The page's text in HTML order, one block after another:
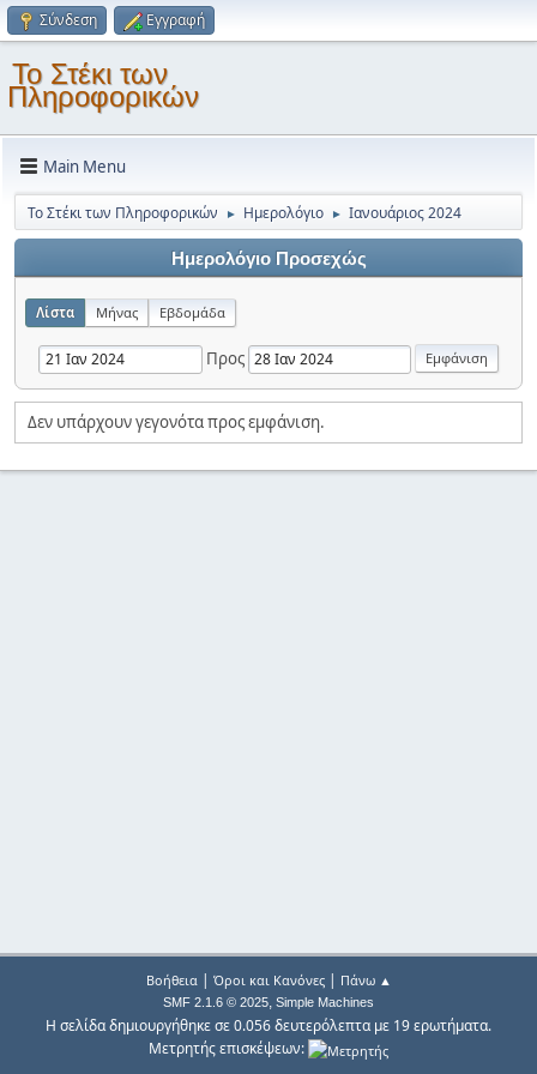
Σύνδεση Εγγραφή
Το Στέκι των
Πληροφορικών
Main Menu
Το Στέκι των Πληροφορικών ► Ημερολόγιο ► Ιανουάριος 2024
Ημερολόγιο Προσεχώς
Λίστα Μήνας Εβδομάδα
Προς
Δεν υπάρχουν γεγονότα προς εμφάνιση.
Βοήθεια| Όροι και Κανόνες| Πάνω ▲
SMF 2.1.6 © 2025, Simple Machines
Η σελίδα δημιουργήθηκε σε 0.056 δευτερόλεπτα με 19 ερωτήματα.
Μετρητής επισκέψεων: